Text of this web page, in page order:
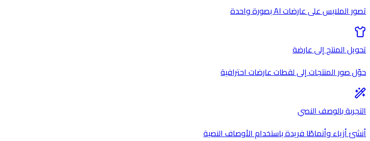
تصور الملابس على عارضات AI بصورة واحدة
تحويل المنتج إلى عارضة
حوّل صور المنتجات إلى لقطات عارضات احترافية
التجربة بالوصف النصي
أنشئ أزياء وأنماطًا فريدة باستخدام الأوصاف النصية